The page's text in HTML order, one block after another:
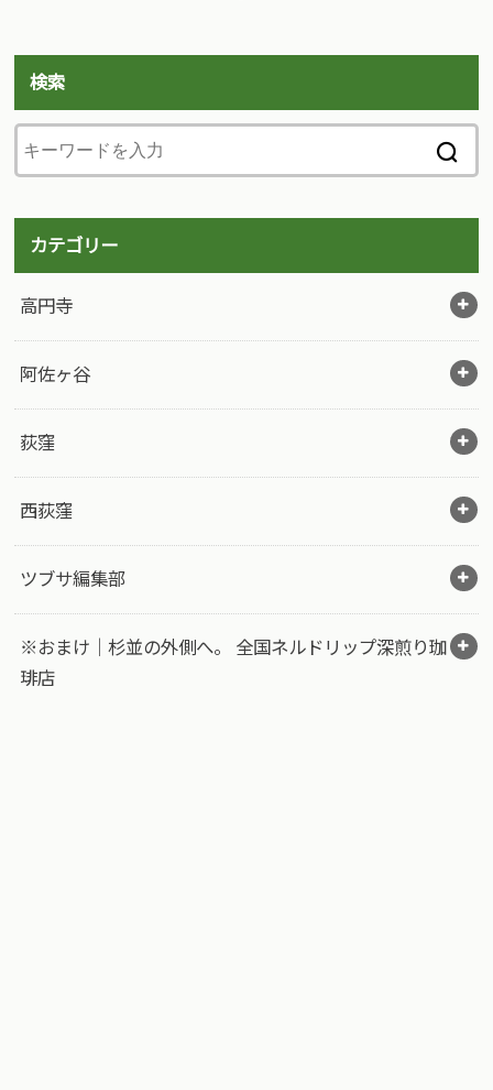
検索
カテゴリー
高円寺
阿佐ヶ谷
荻窪
西荻窪
ツブサ編集部
※おまけ｜杉並の外側へ。 全国ネルドリップ深煎り珈
琲店